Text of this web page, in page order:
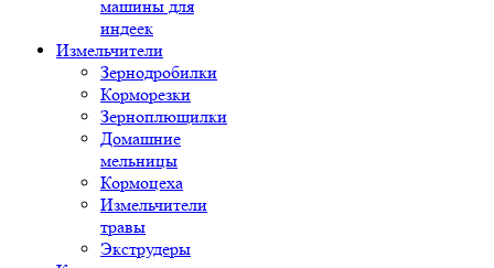
машины для
индеек
Измельчители
Зернодробилки
Корморезки
Зерноплющилки
Домашние
мельницы
Кормоцеха
Измельчители
травы
Экструдеры